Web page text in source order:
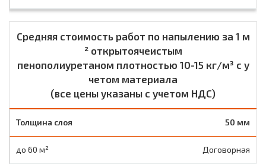
Средняя стоимость работ по напылению за 1 м
² открытоячеистым
пенополиуретаном плотностью 10-15 кг/м³ с у
четом материала
(все цены указаны с учетом НДС)
50 мм
Договорная